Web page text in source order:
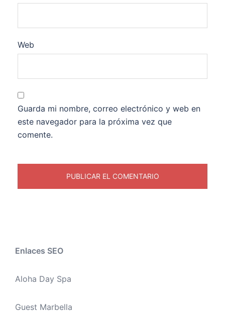
Web
Guarda mi nombre, correo electrónico y web en
este navegador para la próxima vez que
comente.
Enlaces SEO
Aloha Day Spa
Guest Marbella